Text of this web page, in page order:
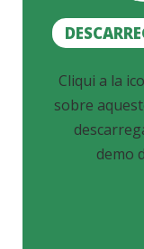
Cliqui a la
sobre
demo